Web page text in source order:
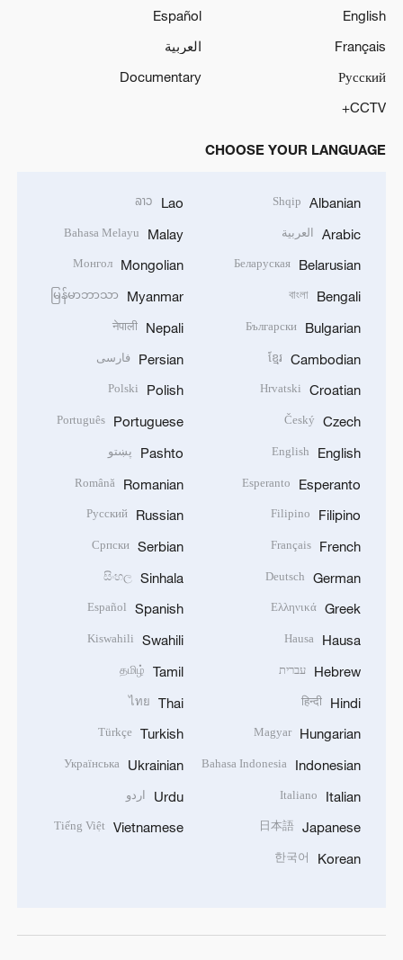
English
Español
Français
العربية
Русский
Documentary
CCTV+
CHOOSE YOUR LANGUAGE
Albanian
Shqip
Arabic العربية
Belarusian
Беларуская
Bengali
বাংলা
Bulgarian
Български
Cambodian
ខ្មែរ
Croatian
Hrvatski
Czech
Český
English
English
Esperanto
Esperanto
Filipino
Filipino
French
Français
German
Deutsch
Greek
Ελληνικά
Hausa
Hausa
Hebrew עברית
Hindi
हिन्दी
Hungarian
Magyar
Indonesian
Bahasa Indonesia
Italian
Italiano
Japanese
日本語
Korean
한국어
Lao
ລາວ
Malay
Bahasa Melayu
Mongolian
Монгол
Myanmar
မြန်မာဘာသာ
Nepali
नेपाली
Persian فارسی
Polish
Polski
Portuguese
Português
Pashto پښتو
Romanian
Română
Russian
Русский
Serbian
Српски
Sinhala
සිංහල
Spanish
Español
Swahili
Kiswahili
Tamil
தமிழ்
Thai
ไทย
Turkish
Türkçe
Ukrainian
Українська
Urdu اردو
Vietnamese
Tiếng Việt